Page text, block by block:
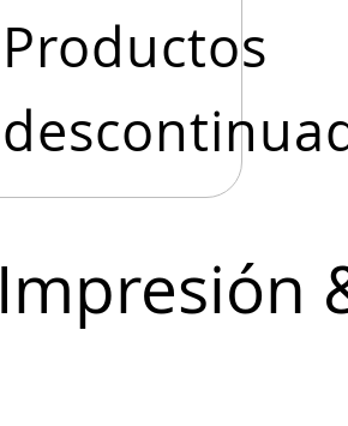
Productos
Impresión